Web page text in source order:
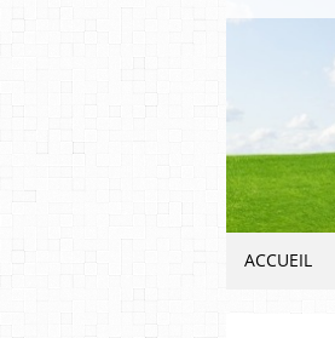
ACCUEIL